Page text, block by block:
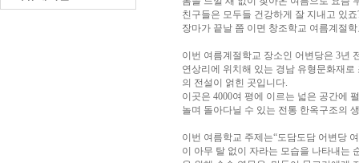
친구들은 모두들 건강하게 잘 지내고 있죠
장마가 끝날 쯤 이면 창조학교 여름계절
이번 여름계절학교 장소인 어변당은 3년
연상리에 위치해 있는 경남 유형문화재
의 전설이 얽힌 곳입니다.
이곳은 4000여 평에 이르는 넓은 공간에
놀며 돌아다닐 수 있는 전통 한옥구조의
이번 여름학교 주제는“도담도담 어변당
이 아무 탈 없이 자라는 모습을 나타내는